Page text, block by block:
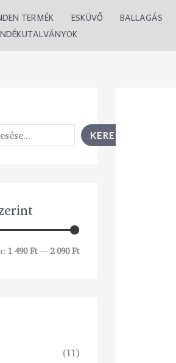
TERMÉK ESKÜVŐ BALLAGÁS
KERESÉS
1 490 Ft—2 090 Ft
(11)